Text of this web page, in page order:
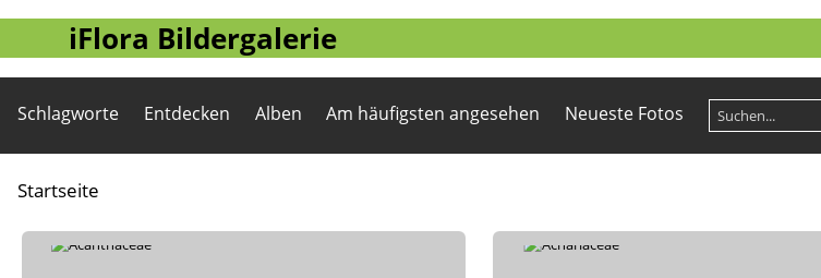
iFlora Bildergalerie
Schlagworte Entdecken Alben Am häufigsten angesehen Neueste Fotos
Startseite